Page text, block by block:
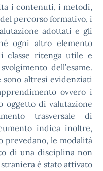
i contenuti, i metodi,
percorso formativo, i
adottati e gli
ogni altro elemento
classe ritenga utile e
dell’esame.
altresì evidenziati
ovvero i
oggetto di valutazione
trasversale di
indica inoltre,
le modalità
di una disciplina non
è stato attivato